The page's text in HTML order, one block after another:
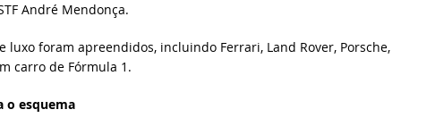
André Mendonça.
luxo foram apreendidos, incluindo Ferrari, Land Rover, Porsche,
carro de Fórmula 1.
o esquema